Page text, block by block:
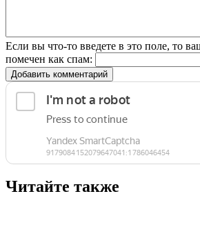
Если вы что-то введете в это поле, то
помечен как спам:
Добавить комментарий
Читайте также